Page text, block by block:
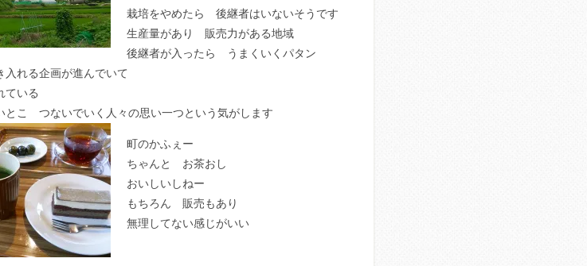
栽培をやめたら 後継者はいないそうです
生産量があり 販売力がある地域
後継者が入ったら うまくいくパタン
れる企画が進んでいて
ている
こ つないでいく人々の思い一つという気がします
町のかふぇー
ちゃんと お茶おし
おいしいしねー
もちろん 販売もあり
無理してない感じがいい